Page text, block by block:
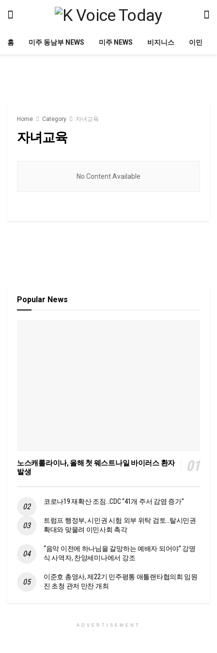
홈 미주 동남부 NEWS 미주 NEWS 비지니스 이민
Home Category 자녀교육
자녀교육
No Content Available
Popular News
노스캐롤라이나, 올해 첫 웨스트나일 바이러스 환자
발생
코로나19 재확산 조짐…CDC “41개 주서 감염 증가”
트럼프 행정부, 시민권 시험 외부 위탁 검토…탈시민권
확대와 맞물려 이민사회 촉각
“음악 이전에 하나님을 갈망하는 예배자 되어야” 강명
식 사역자, 찬양세미나에서 강조
이준호 총영사, 제22기 민주평통 애틀랜타협의회 임원
진 초청 관저 만찬 개최
ADVERTISEMENT